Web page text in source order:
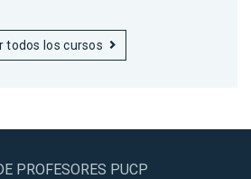
todos los cursos
PROFESORES PUCP